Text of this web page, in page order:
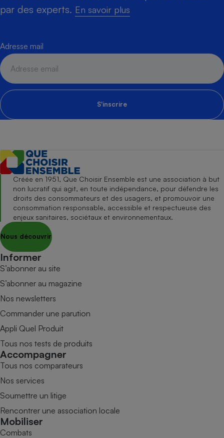
par des experts. En savoir plus
Adresse mail
S'inscrire
Créée en 1951, Que Choisir Ensemble est une association à but
non lucratif qui agit, en toute indépendance, pour défendre les
droits des consommateurs et des usagers, et promouvoir une
consommation responsable, accessible et respectueuse des
enjeux sanitaires, sociétaux et environnementaux.
Nous découvrir
Informer
S’abonner au site
S’abonner au magazine
Nos newsletters
Commander une parution
Appli Quel Produit
Tous nos tests de produits
Accompagner
Tous nos comparateurs
Nos services
Soumettre un litige
Rencontrer une association locale
Mobiliser
Combats